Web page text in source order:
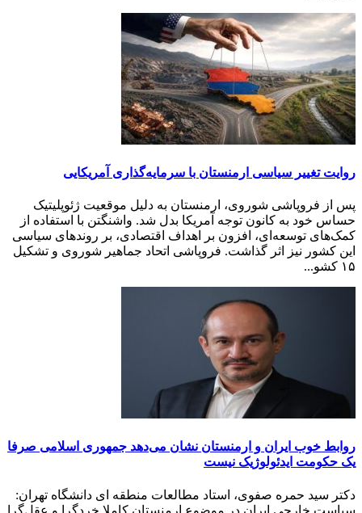
روایت تغییر سیاسی ارمنستان با سرمایه‌گذاری آمریکایی
پس از فروپاشی شوروی، ارمنستان به ‌دلیل موقعیت ژئوپلیتیک
حساس خود به کانون توجه آمریکا بدل شد. واشنگتن با استفاده از
کمک‌های توسعه‌ای، افزون بر اهداف اقتصادی، بر روندهای سیاسی
این کشور نیز اثر گذاشت. فروپاشی اتحاد جماهیر شوروی و تشکیل
۱۵ کشو...
روابط خوب ایران و ارمنستان نشان می‌دهد جمهوری اسلامی صرفا
یک حکومت ایدئولوژیک نیست
دکتر سید حمره صفوی، استاد مطالعات منطقه ای دانشگاه تهران:
سیاست خارجی ایران در موضوع ارمنستان کاملا خردگرا و عقل‌گرا